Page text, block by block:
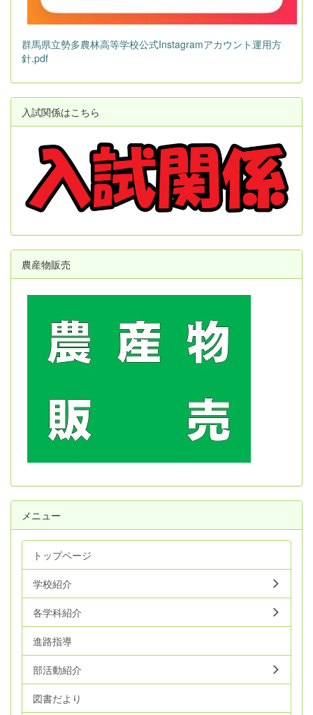
群馬県立勢多農林高等学校公式Instagramアカウント運用方
針.pdf
入試関係はこちら
農産物販売
メニュー
トップページ
学校紹介
各学科紹介
進路指導
部活動紹介
図書だより